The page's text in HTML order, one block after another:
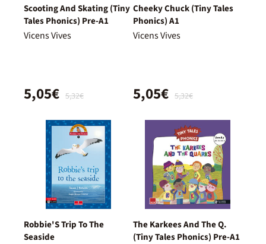
Scooting And Skating (Tiny
Tales Phonics) Pre-A1
Vicens Vives
5,32€
5,05€
Cheeky Chuck (Tiny Tales
Phonics) A1
Vicens Vives
5,32€
5,05€
Robbie'S Trip To The
Seaside
The Karkees And The Q.
(Tiny Tales Phonics) Pre-A1